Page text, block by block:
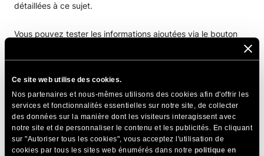
Ce site web utilise des cookies.
Nos partenaires et nous-mêmes utilisons des cookies afin d'offrir les
services et fonctionnalités essentielles sur notre site, de collecter
des données sur la manière dont les visiteurs interagissent avec
notre site et de personnaliser le contenu et les publicités. En cliquant
sur "Autoriser tous les cookies", vous acceptez l'utilisation de
cookies par tous les sites web énumérés dans notre politique en
détaillées à ce sujet.
Vous pouvez tester les informations ajoutées via le bouton
cliquant sur le boutonSavesitué en bas de la section
Caching.
Ça y est, votre application PrestaShop est maintenant
correctement configurée et utilisera Memcached pour mettre
en cache certains appels d’API, de bases de données et
d’objets.